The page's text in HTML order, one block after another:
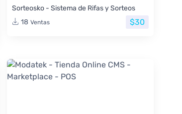
Sorteosko - Sistema de Rifas y Sorteos
18 Ventas $30